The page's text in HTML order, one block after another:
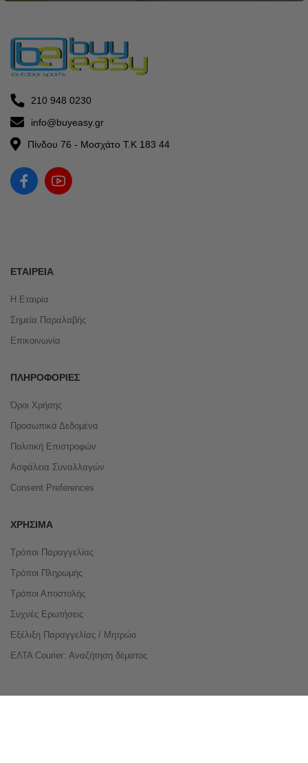
210 948 0230
info@buyeasy.gr
Πίνδου 76 - Μοσχάτο Τ.Κ 183 44
ΕΤΑΙΡΕΊΑ
Η Εταιρία
Σημεία Παραλαβής
Επικοινωνία
ΠΛΗΡΟΦΟΡΊΕΣ
Όροι Χρήσης
Προσωπικά Δεδομένα
Πολιτική Επιστροφών
Ασφάλεια Συναλλαγών
Consent Preferences
ΧΡΉΣΙΜΑ
Τρόποι Παραγγελίας
Τρόποι Πληρωμής
Τρόποι Αποστολής
Συχνές Ερωτήσεις
Εξέλιξη Παραγγελίας / Μητρώο
ΕΛΤΑ Courier: Αναζήτηση δέματος